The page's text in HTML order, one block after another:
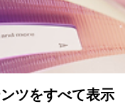
ツをすべて表示